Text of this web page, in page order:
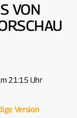
P
21:15 Uhr
Version